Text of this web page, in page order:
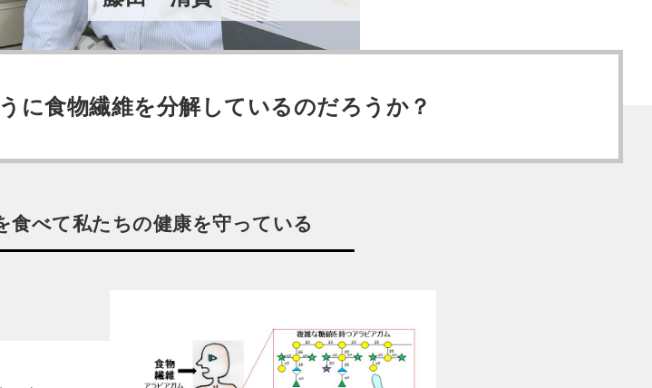
に食物繊維を分解しているのだろうか？
食べて私たちの健康を守っている